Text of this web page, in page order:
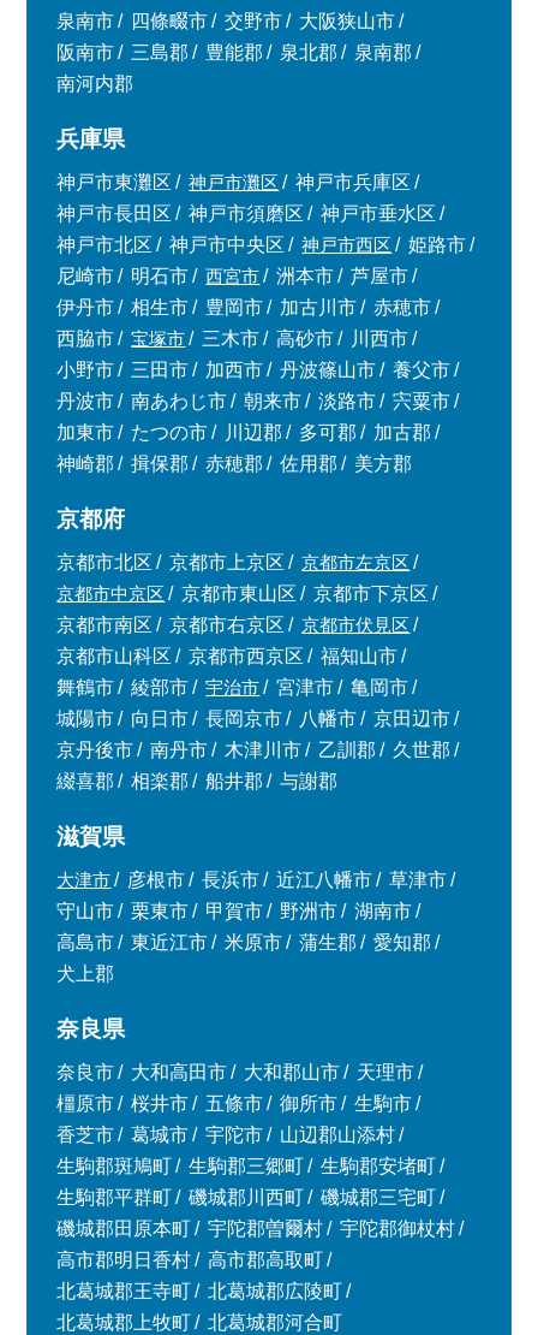
泉南市
四條畷市 交野市
大阪狭山市
阪南市
三島郡 豊能郡 泉北郡
泉南郡
南河内郡
兵庫県
神戸市東灘区 神戸市灘区
神戸市兵庫区
神戸市長田区
神戸市須磨区
神戸市垂水区
神戸市北区
神戸市中央区 神戸市西区
姫路市
尼崎市
明石市 西宮市 洲本市
芦屋市
伊丹市
相生市 豊岡市 加古川市
赤穂市
西脇市
宝塚市 三木市 高砂市
川西市
小野市
三田市 加西市 丹波篠山市
養父市
丹波市
南あわじ市 朝来市 淡路市
宍粟市
加東市
たつの市 川辺郡 多可郡
加古郡
神崎郡
揖保郡 赤穂郡 佐用郡 美方郡
京都府
京都市北区 京都市上京区
京都市左京区
京都市中京区
京都市東山区
京都市下京区
京都市南区
京都市右京区
京都市伏見区
京都市山科区
京都市西京区
福知山市
舞鶴市
綾部市 宇治市 宮津市
亀岡市
城陽市
向日市 長岡京市 八幡市
京田辺市
京丹後市
南丹市 木津川市 乙訓郡
久世郡
綴喜郡
相楽郡 船井郡 与謝郡
滋賀県
大津市 彦根市 長浜市 近江八幡市
草津市
守山市
栗東市 甲賀市 野洲市
湖南市
高島市
東近江市 米原市 蒲生郡
愛知郡
犬上郡
奈良県
奈良市 大和高田市 大和郡山市
天理市
橿原市
桜井市 五條市 御所市
生駒市
香芝市
葛城市 宇陀市
山辺郡山添村
生駒郡斑鳩町
生駒郡三郷町
生駒郡安堵町
生駒郡平群町
磯城郡川西町
磯城郡三宅町
磯城郡田原本町
宇陀郡曽爾村
宇陀郡御杖村
高市郡明日香村
高市郡高取町
北葛城郡王寺町
北葛城郡広陵町
北葛城郡上牧町
北葛城郡河合町